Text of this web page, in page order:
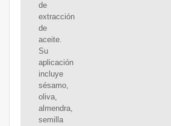
de
extracción
de
aceite.
Su
aplicación
incluye
sésamo,
oliva,
almendra,
semilla